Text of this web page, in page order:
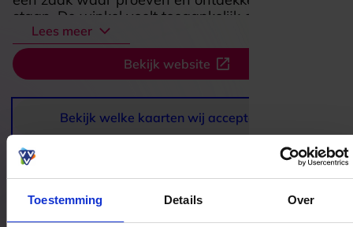
Toestemming Details Over
staan. De winkel voelt toegankelijk en
enthousiast, met veel aandacht voor smaak,
advies en het vinden van iets dat echt bij het
moment past. Ook proeverijen en whisky-
evenementen horen bij de ervaring, wat deze
plek extra aantrekkelijk maakt voor liefhebbers
én nieuwsgierige bezoekers die iets nieuws willen
ontdekken.
Lees meer
Bekijk website
Bekijk welke kaarten wij accepteren